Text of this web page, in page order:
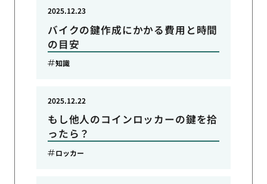
バイクの鍵作成にかかる費用と時間
の目安
2025.12.23
知識
もし他人のコインロッカーの鍵を拾
ったら？
2025.12.22
ロッカー